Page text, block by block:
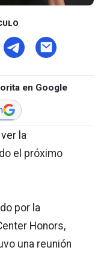
en Google
la
el próximo
por la
Honors,
una reunión